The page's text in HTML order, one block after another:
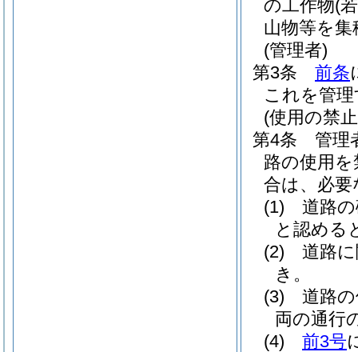
の工作物(
山物等を
(管理者)
第3条
前条
これを管
(使用の禁
第4条
管理
路の使用
合は、必
(1)
道路
と認める
(2)
道路
き。
(3)
道路
両の通行
(4)
前3号